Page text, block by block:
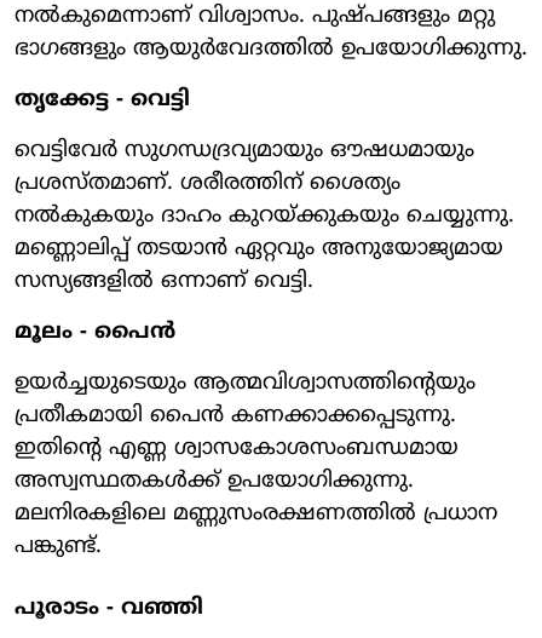
നല്‍കുമെന്നാണ് വിശ്വാസം. പുഷ്പങ്ങളും മറ്റു
ഭാഗങ്ങളും ആയുര്‍വേദത്തില്‍ ഉപയോഗിക്കുന്നു.
തൃക്കേട്ട - വെട്ടി
വെട്ടിവേര്‍ സുഗന്ധദ്രവ്യമായും ഔഷധമായും
പ്രശസ്തമാണ്. ശരീരത്തിന് ശൈത്യം
നല്‍കുകയും ദാഹം കുറയ്ക്കുകയും ചെയ്യുന്നു.
മണ്ണൊലിപ്പ് തടയാന്‍ ഏറ്റവും അനുയോജ്യമായ
സസ്യങ്ങളില്‍ ഒന്നാണ് വെട്ടി.
മൂലം - പൈന്‍
ഉയര്‍ച്ചയുടെയും ആത്മവിശ്വാസത്തിന്റെയും
പ്രതീകമായി പൈന്‍ കണക്കാക്കപ്പെടുന്നു.
ഇതിന്റെ എണ്ണ ശ്വാസകോശസംബന്ധമായ
അസ്വസ്ഥതകള്‍ക്ക് ഉപയോഗിക്കുന്നു.
മലനിരകളിലെ മണ്ണുസംരക്ഷണത്തില്‍ പ്രധാന
പങ്കുണ്ട്.
പൂരാടം - വഞ്ഞി